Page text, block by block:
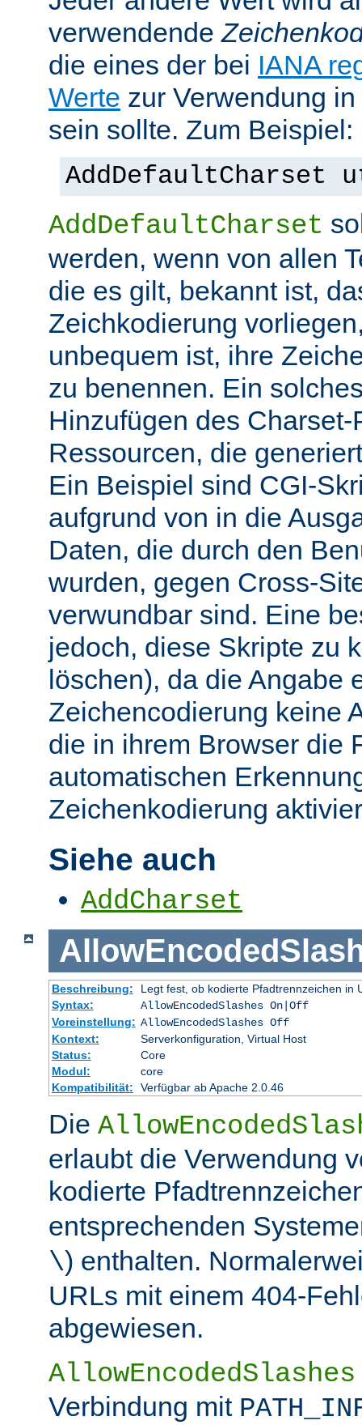
verwendende
die eines der bei IANA
Werte zur Verwendung
sein sollte. Zum Beispiel:
AddDefaultCharset
AddDefaultCharset
werden, wenn von allen
die es gilt, bekannt ist,
Zeichkodierung
unbequem ist, ihre
zu benennen. Ein
Hinzufügen des
Ressourcen, die
Ein Beispiel sind CGI-
aufgrund von in die
Daten, die durch den
wurden, gegen Cross-
verwundbar sind. Eine
jedoch, diese Skripte zu
löschen), da die Angabe
Zeichencodierung keine
die in ihrem Browser die
automatischen
Zeichenkodierung
Siehe auch
AddCharset
Beschreibung:
Legt fest, ob kodierte Pfadtrennzeichen in
Syntax:
AllowEncodedSlashes On|Off
Voreinstellung: AllowEncodedSlashes Off
Kontext:
Serverkonfiguration, Virtual Host
Status:
Core
Modul:
core
Kompatibilität:
Verfügbar ab Apache 2.0.46
Die
erlaubt die Verwendung
kodierte
entsprechenden
\) enthalten.
URLs mit einem 404-
abgewiesen.
AllowEncodedSlashes
Verbindung mit